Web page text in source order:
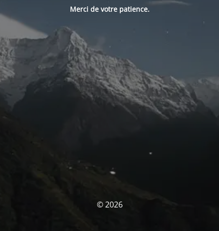
Merci de votre patience.
© 2026